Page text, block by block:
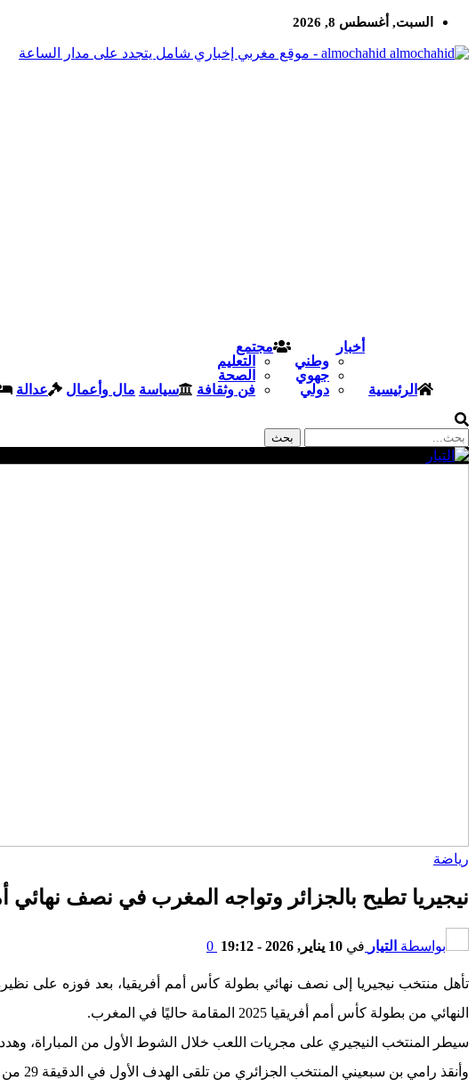
السبت, أغسطس 8, 2026
almochahid - موقع مغربي إخباري شامل يتجدد على مدار الساعة
الرئيسية
أخبار
وطني
جهوي
دولي
مجتمع
التعليم
الصحة
فن وثقافة
سياسة مال وأعمال عدالة
رياضة
نيجيريا تطيح بالجزائر وتواجه المغرب في نصف نهائي
بواسطة التيار في 10 يناير, 2026 - 19:12
تأهل منتخب نيجيريا إلى نصف نهائي بطولة كأس أمم أفريقيا، بعد فوزه على
النهائي من بطولة كأس أمم أفريقيا 2025 المقامة حاليًا في المغرب.
سيطر المنتخب النيجيري على مجريات اللعب خلال الشوط الأول من المباراة،
وأنقذ رامي بن سبعيني المنتخب الجزائري من تلقى الهدف الأول في الدقيقة 29 من عمر المباراة، بعدما شتت الكرة من على خط المرمى.